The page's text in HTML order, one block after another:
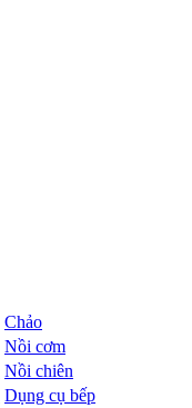
Chảo
Nồi cơm
Nồi chiên
Dụng cụ bếp